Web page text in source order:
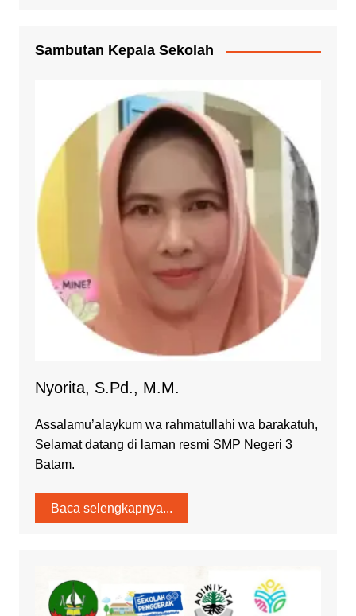
Sambutan Kepala Sekolah
Nyorita, S.Pd., M.M.
Assalamu’alaykum wa rahmatullahi wa barakatuh,
Selamat datang di laman resmi SMP Negeri 3
Batam.
Baca selengkapnya...